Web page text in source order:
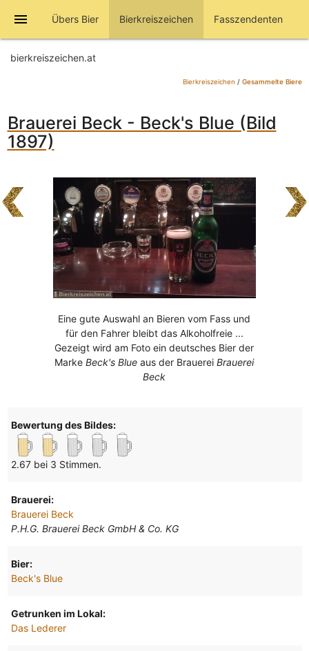
menu Übers Bier Bierkreiszeichen Fasszendenten
bierkreiszeichen.at
Bierkreiszeichen / Gesammelte Biere
Brauerei Beck - Beck's Blue (Bild
1897)
Eine gute Auswahl an Bieren vom Fass und
für den Fahrer bleibt das Alkoholfreie ...
Gezeigt wird am Foto ein deutsches Bier der
MarkeBeck's Blue aus der BrauereiBrauerei
Beck
Bewertung des Bildes:
2.67 bei 3 Stimmen.
Brauerei:
Brauerei Beck
P.H.G. Brauerei Beck GmbH & Co. KG
Bier:
Beck's Blue
Getrunken im Lokal:
Das Lederer